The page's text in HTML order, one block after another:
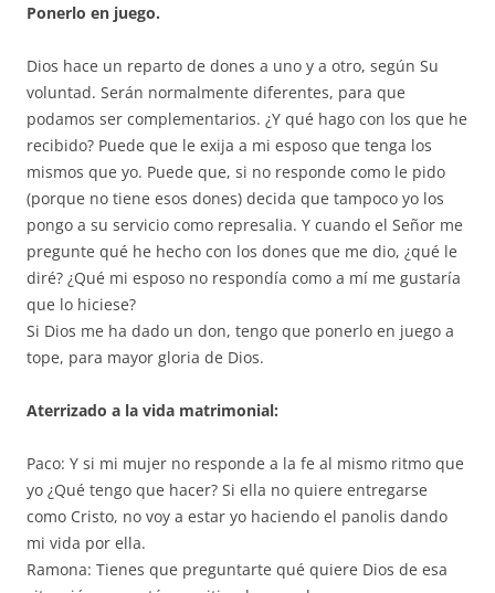
Ponerlo en juego.
Dios hace un reparto de dones a uno y a otro, según Su
voluntad. Serán normalmente diferentes, para que
podamos ser complementarios. ¿Y qué hago con los que he
recibido? Puede que le exija a mi esposo que tenga los
mismos que yo. Puede que, si no responde como le pido
(porque no tiene esos dones) decida que tampoco yo los
pongo a su servicio como represalia. Y cuando el Señor me
pregunte qué he hecho con los dones que me dio, ¿qué le
diré? ¿Qué mi esposo no respondía como a mí me gustaría
que lo hiciese?
Si Dios me ha dado un don, tengo que ponerlo en juego a
tope, para mayor gloria de Dios.
Aterrizado a la vida matrimonial:
Paco: Y si mi mujer no responde a la fe al mismo ritmo que
yo ¿Qué tengo que hacer? Si ella no quiere entregarse
como Cristo, no voy a estar yo haciendo el panolis dando
mi vida por ella.
Ramona: Tienes que preguntarte qué quiere Dios de esa